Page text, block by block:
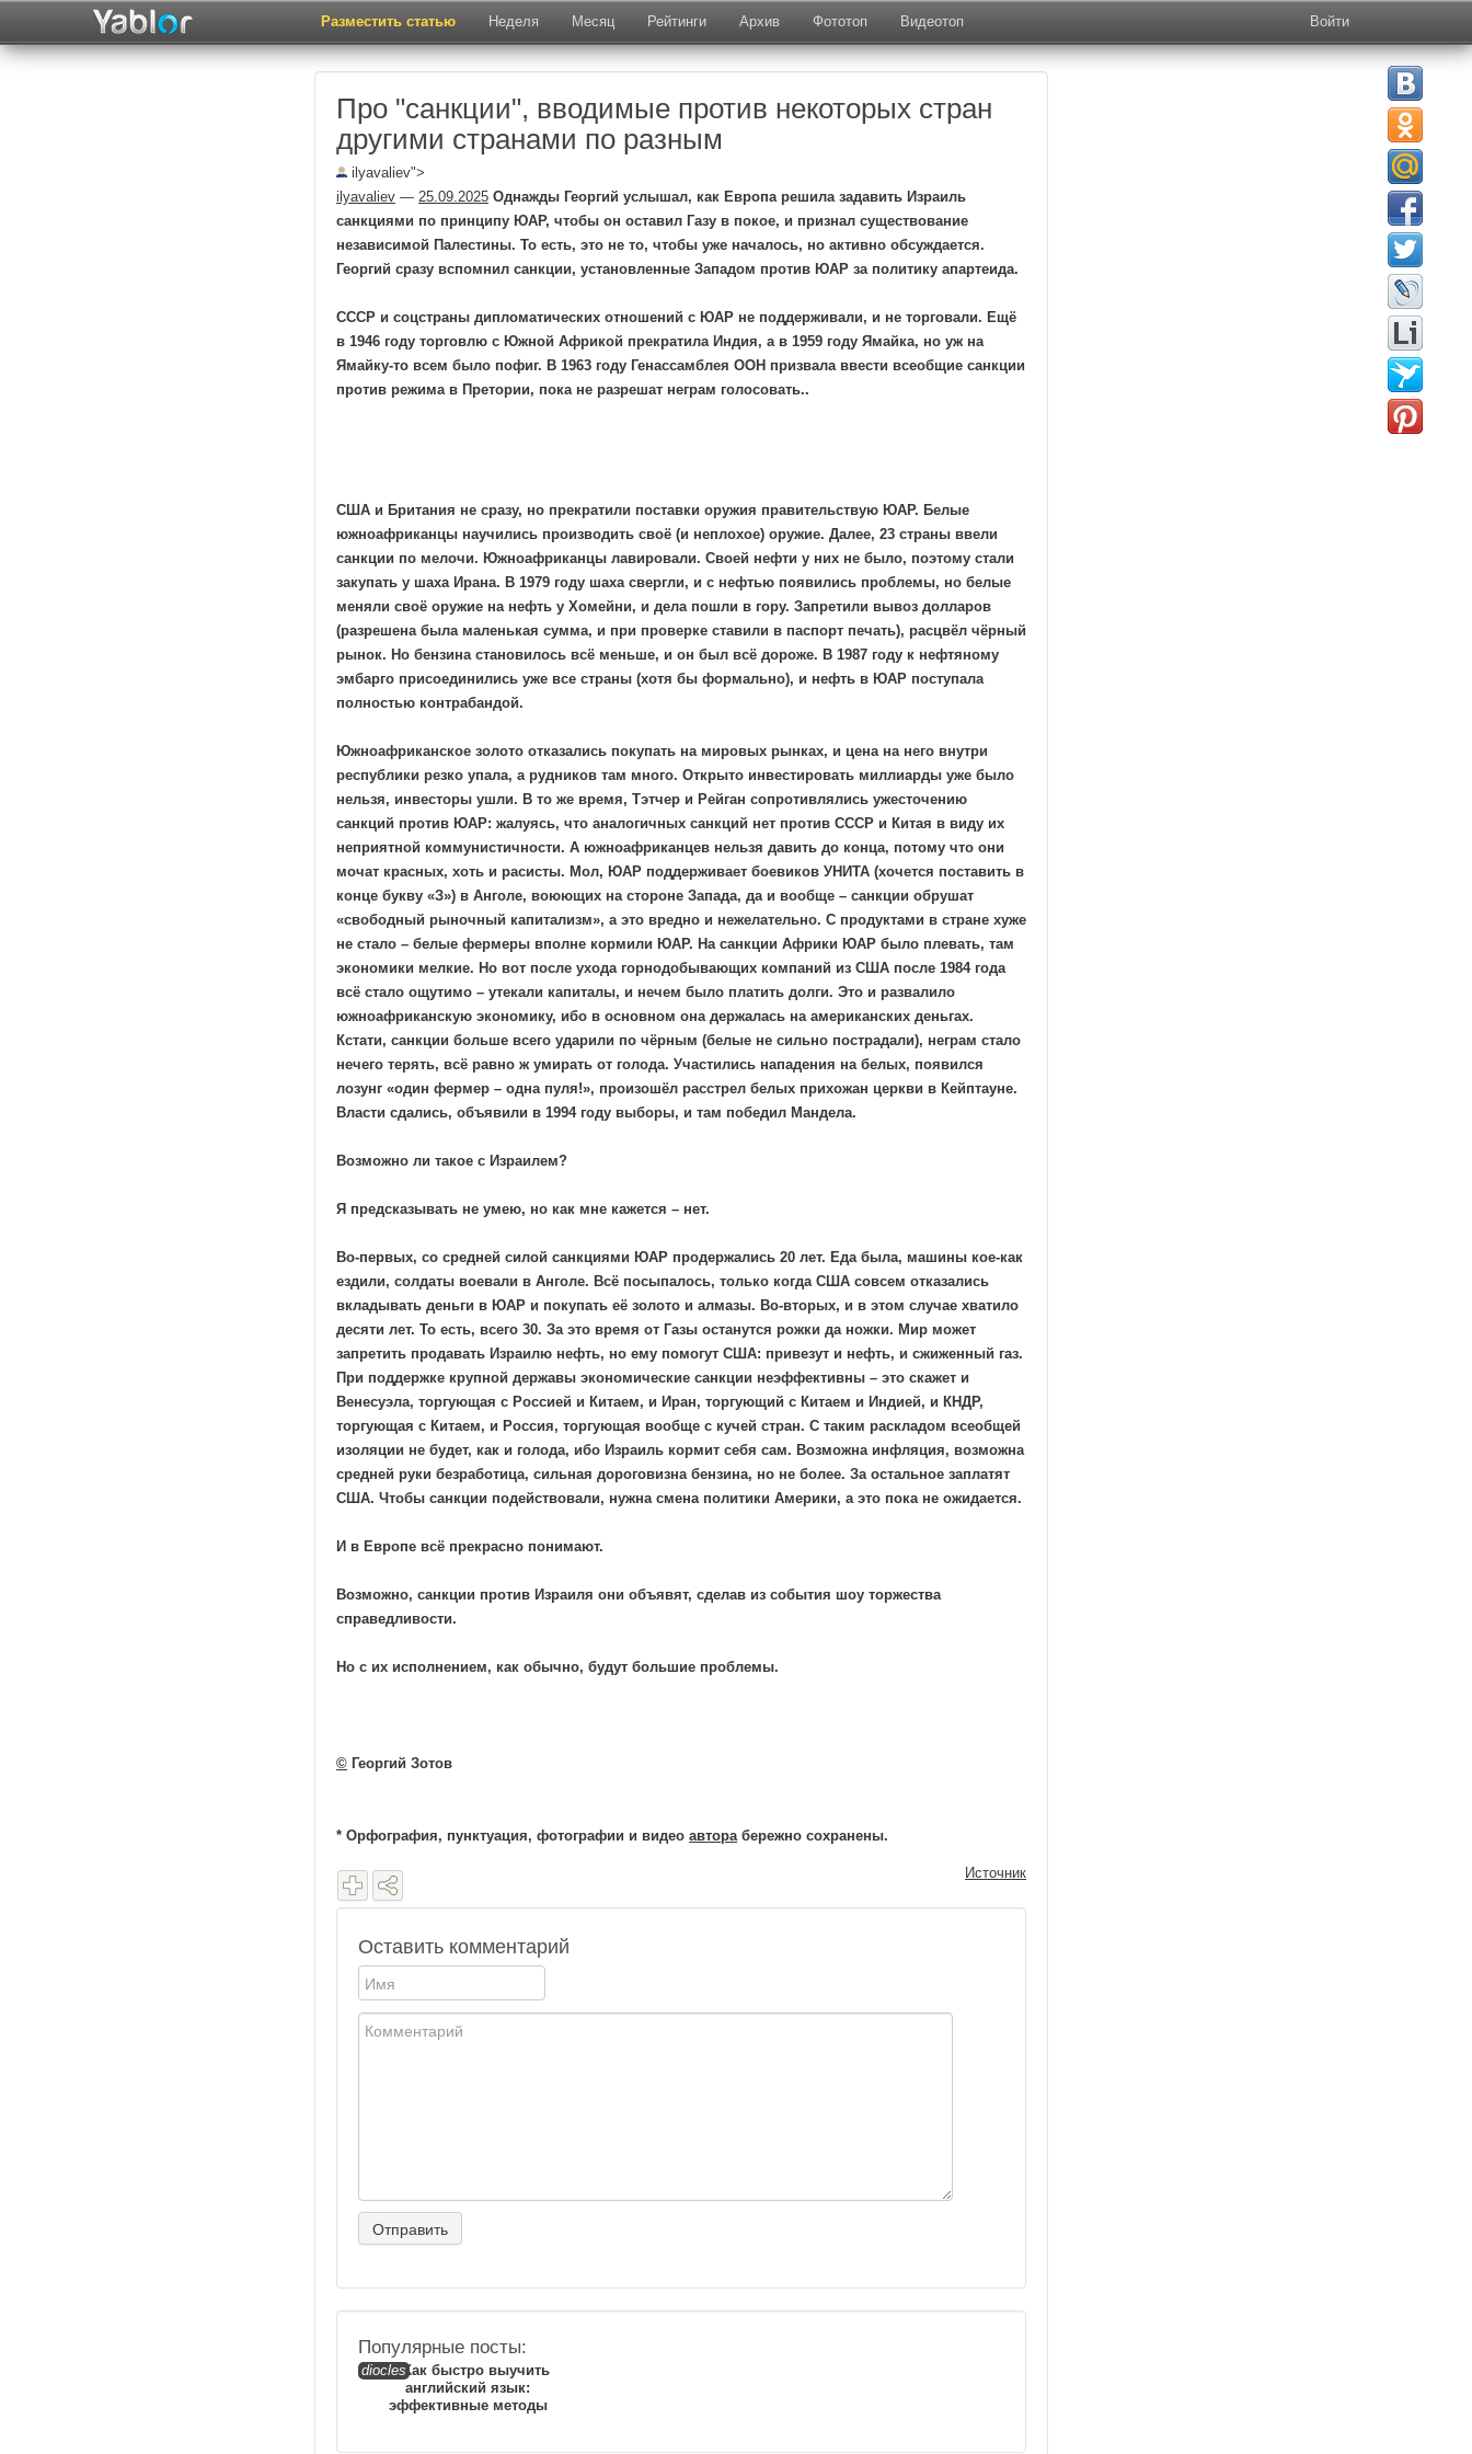
Разместить статью Неделя Месяц Рейтинги Архив Фототоп Видеотоп Войти
Про "санкции", вводимые против некоторых стран
другими странами по разным
ilyavaliev">
ilyavaliev — 25.09.2025 Однажды Георгий услышал, как Европа решила задавить Израиль
санкциями по принципу ЮАР, чтобы он оставил Газу в покое, и признал существование
независимой Палестины. То есть, это не то, чтобы уже началось, но активно обсуждается.
Георгий сразу вспомнил санкции, установленные Западом против ЮАР за политику апартеида.
СССР и соцстраны дипломатических отношений с ЮАР не поддерживали, и не торговали. Ещё
в 1946 году торговлю с Южной Африкой прекратила Индия, а в 1959 году Ямайка, но уж на
Ямайку-то всем было пофиг. В 1963 году Генассамблея ООН призвала ввести всеобщие санкции
против режима в Претории, пока не разрешат неграм голосовать..
США и Британия не сразу, но прекратили поставки оружия правительствую ЮАР. Белые
южноафриканцы научились производить своё (и неплохое) оружие. Далее, 23 страны ввели
санкции по мелочи. Южноафриканцы лавировали. Своей нефти у них не было, поэтому стали
закупать у шаха Ирана. В 1979 году шаха свергли, и с нефтью появились проблемы, но белые
меняли своё оружие на нефть у Хомейни, и дела пошли в гору. Запретили вывоз долларов
(разрешена была маленькая сумма, и при проверке ставили в паспорт печать), расцвёл чёрный
рынок. Но бензина становилось всё меньше, и он был всё дороже. В 1987 году к нефтяному
эмбарго присоединились уже все страны (хотя бы формально), и нефть в ЮАР поступала
полностью контрабандой.
Южноафриканское золото отказались покупать на мировых рынках, и цена на него внутри
республики резко упала, а рудников там много. Открыто инвестировать миллиарды уже было
нельзя, инвесторы ушли. В то же время, Тэтчер и Рейган сопротивлялись ужесточению
санкций против ЮАР: жалуясь, что аналогичных санкций нет против СССР и Китая в виду их
неприятной коммунистичности. А южноафриканцев нельзя давить до конца, потому что они
мочат красных, хоть и расисты. Мол, ЮАР поддерживает боевиков УНИТА (хочется поставить в
конце букву «З») в Анголе, воюющих на стороне Запада, да и вообще – санкции обрушат
«свободный рыночный капитализм», а это вредно и нежелательно. С продуктами в стране хуже
не стало – белые фермеры вполне кормили ЮАР. На санкции Африки ЮАР было плевать, там
экономики мелкие. Но вот после ухода горнодобывающих компаний из США после 1984 года
всё стало ощутимо – утекали капиталы, и нечем было платить долги. Это и развалило
южноафриканскую экономику, ибо в основном она держалась на американских деньгах.
Кстати, санкции больше всего ударили по чёрным (белые не сильно пострадали), неграм стало
нечего терять, всё равно ж умирать от голода. Участились нападения на белых, появился
лозунг «один фермер – одна пуля!», произошёл расстрел белых прихожан церкви в Кейптауне.
Власти сдались, объявили в 1994 году выборы, и там победил Мандела.
Возможно ли такое с Израилем?
Я предсказывать не умею, но как мне кажется – нет.
Во-первых, со средней силой санкциями ЮАР продержались 20 лет. Еда была, машины кое-как
ездили, солдаты воевали в Анголе. Всё посыпалось, только когда США совсем отказались
вкладывать деньги в ЮАР и покупать её золото и алмазы. Во-вторых, и в этом случае хватило
десяти лет. То есть, всего 30. За это время от Газы останутся рожки да ножки. Мир может
запретить продавать Израилю нефть, но ему помогут США: привезут и нефть, и сжиженный газ.
При поддержке крупной державы экономические санкции неэффективны – это скажет и
Венесуэла, торгующая с Россией и Китаем, и Иран, торгующий с Китаем и Индией, и КНДР,
торгующая с Китаем, и Россия, торгующая вообще с кучей стран. С таким раскладом всеобщей
изоляции не будет, как и голода, ибо Израиль кормит себя сам. Возможна инфляция, возможна
средней руки безработица, сильная дороговизна бензина, но не более. За остальное заплатят
США. Чтобы санкции подействовали, нужна смена политики Америки, а это пока не ожидается.
И в Европе всё прекрасно понимают.
Возможно, санкции против Израиля они объявят, сделав из события шоу торжества
справедливости.
Но с их исполнением, как обычно, будут большие проблемы.
© Георгий Зотов
* Орфография, пунктуация, фотографии и видео авторабережно сохранены.
Источник
Оставить комментарий
Популярные посты:
dioclesКак быстро выучить
английский язык:
эффективные методы